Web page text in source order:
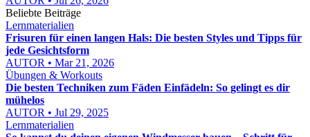
Beliebte Beiträge
Lernmaterialien
Frisuren für einen langen Hals: Die besten Styles und Tipps für
jede Gesichtsform
AUTOR • Mar 21, 2026
Übungen & Workouts
Die besten Techniken zum Fäden Einfädeln: So gelingt es dir
mühelos
AUTOR • Jul 29, 2025
Lernmaterialien